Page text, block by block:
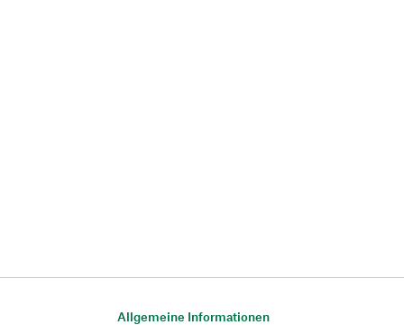
Allgemeine Informationen